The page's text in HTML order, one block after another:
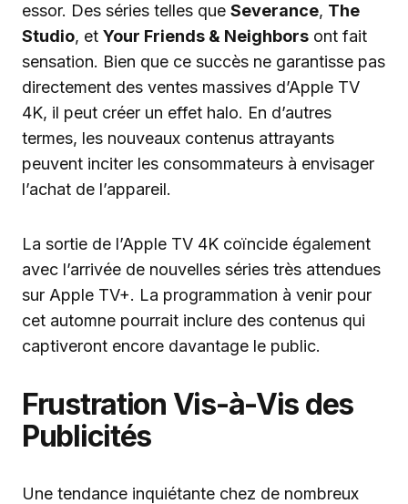
essor. Des séries telles que Severance, The
Studio, et Your Friends & Neighbors ont fait
sensation. Bien que ce succès ne garantisse pas
directement des ventes massives d’Apple TV
4K, il peut créer un effet halo. En d’autres
termes, les nouveaux contenus attrayants
peuvent inciter les consommateurs à envisager
l’achat de l’appareil.
La sortie de l’Apple TV 4K coïncide également
avec l’arrivée de nouvelles séries très attendues
sur Apple TV+. La programmation à venir pour
cet automne pourrait inclure des contenus qui
captiveront encore davantage le public.
Frustration Vis-à-Vis des
Publicités
Une tendance inquiétante chez de nombreux